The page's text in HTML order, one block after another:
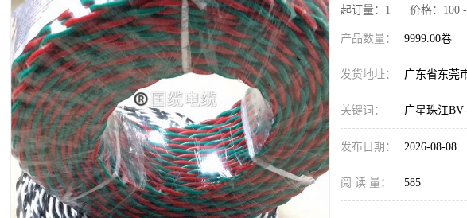
起订量：1 价格：100 -
产品数量： 9999.00卷
发货地址： 广东省东
关键词： 广星珠江
发布日期： 2026-08-08
阅 读 量： 585